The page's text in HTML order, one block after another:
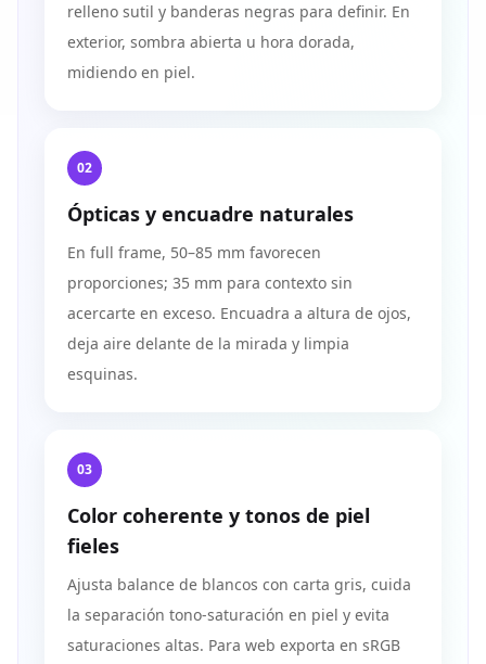
relleno sutil y banderas negras para definir. En
exterior, sombra abierta u hora dorada,
midiendo en piel.
02
Ópticas y encuadre naturales
En full frame, 50–85 mm favorecen
proporciones; 35 mm para contexto sin
acercarte en exceso. Encuadra a altura de ojos,
deja aire delante de la mirada y limpia
esquinas.
03
Color coherente y tonos de piel
fieles
Ajusta balance de blancos con carta gris, cuida
la separación tono-saturación en piel y evita
saturaciones altas. Para web exporta en sRGB